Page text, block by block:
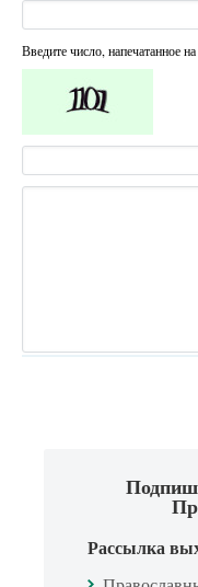
Введите число, напечатанное
Рассылка